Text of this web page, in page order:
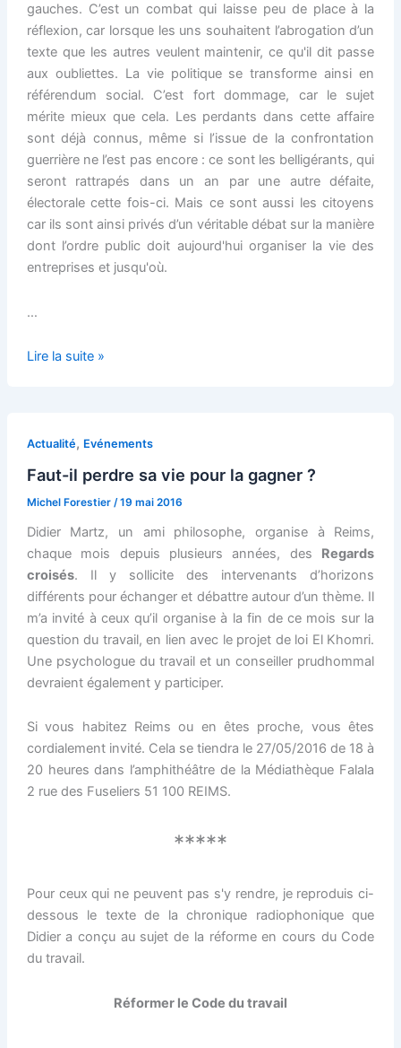
gauches. C’est un combat qui laisse peu de place à la
réflexion, car lorsque les uns souhaitent l’abrogation d’un
texte que les autres veulent maintenir, ce qu'il dit passe
aux oubliettes. La vie politique se transforme ainsi en
référendum social. C’est fort dommage, car le sujet
mérite mieux que cela. Les perdants dans cette affaire
sont déjà connus, même si l’issue de la confrontation
guerrière ne l’est pas encore : ce sont les belligérants, qui
seront rattrapés dans un an par une autre défaite,
électorale cette fois-ci. Mais ce sont aussi les citoyens
car ils sont ainsi privés d’un véritable débat sur la manière
dont l’ordre public doit aujourd'hui organiser la vie des
entreprises et jusqu'où.
…
La
le
du
développement
syndical
Lire la suite »
Actualité, Evénements
Faut-il perdre sa vie pour la gagner ?
Michel Forestier /19 mai 2016
Didier Martz, un ami philosophe, organise à Reims,
chaque mois depuis plusieurs années, des Regards
croisés. Il y sollicite des intervenants d’horizons
différents pour échanger et débattre autour d’un thème. Il
m’a invité à ceux qu’il organise à la fin de ce mois sur la
question du travail, en lien avec le projet de loi El Khomri.
Une psychologue du travail et un conseiller prudhommal
devraient également y participer.
Si vous habitez Reims ou en êtes proche, vous êtes
cordialement invité. Cela se tiendra le 27/05/2016 de 18 à
20 heures dans l’amphithéâtre de la Médiathèque Falala
2 rue des Fuseliers 51 100 REIMS.
*****
Pour ceux qui ne peuvent pas s'y rendre, je reproduis ci-
dessous le texte de la chronique radiophonique que
Didier a conçu au sujet de la réforme en cours du Code
du travail.
Réformer le Code du travail